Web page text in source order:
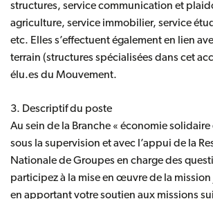
structures, service communication et
agriculture, service immobilier, service
etc. Elles s’effectuent également en lien
terrain (structures spécialisées dans cet
élu.es du Mouvement.
3. Descriptif du poste
Au sein de la Branche « économie
sous la supervision et avec l’appui de la
Nationale de Groupes en charge des
participez à la mise en œuvre de la mission
en apportant votre soutien aux missions